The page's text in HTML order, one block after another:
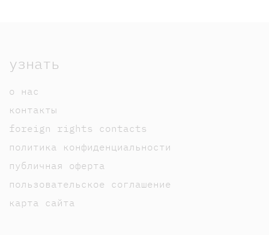
узнать
о нас
контакты
foreign rights contacts
политика конфиденциальности
публичная оферта
пользовательское соглашение
карта сайта